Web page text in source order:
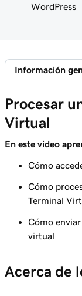
WordPress
Lección 6
Hosting
Lección 7
Explora el
Lección 8
Administrar
Lección 9
Entender
Información
Procesar
Virtual
En este video
Cómo
Cómo
Terminal
Cómo
virtual
Acerca de